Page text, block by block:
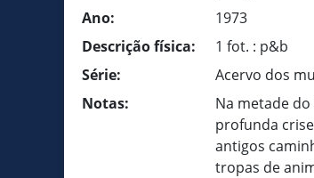
Ano:
1973
Descrição física:
1 fot. : p&b
Série:
Acervo dos
Notas:
Na metade do
profunda
antigos
tropas de